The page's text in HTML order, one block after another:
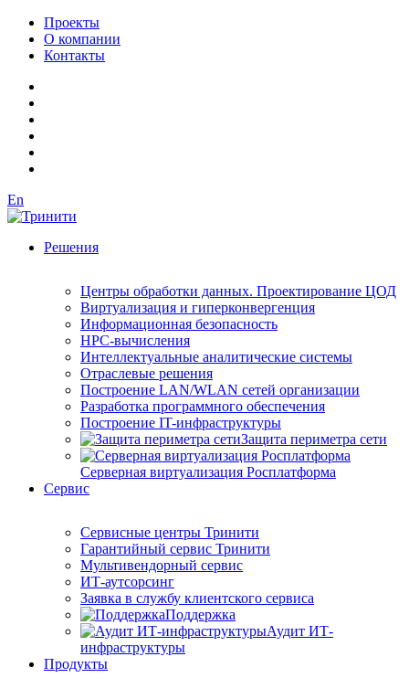
Проекты
О компании
Контакты
En
Решения
Центры обработки данных. Проектирование ЦОД
Виртуализация и гиперконвергенция
Информационная безопасность
HPC-вычисления
Интеллектуальные аналитические системы
Отраслевые решения
Построение LAN/WLAN сетей организации
Разработка программного обеспечения
Построение IT-инфраструктуры
Защита периметра сети
Серверная виртуализация Росплатформа
Сервис
Сервисные центры Тринити
Гарантийный сервис Тринити
Мультивендорный сервис
ИТ-аутсорсинг
Заявка в службу клиентского сервиса
Поддержка
Аудит ИТ-
инфраструктуры
Продукты